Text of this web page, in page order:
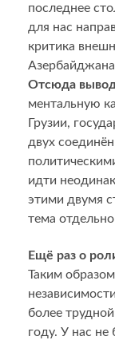
последнее
для нас
критика
Отсюда
ментальную
Грузии,
двух
идти
этими двумя
тема
Ещё раз о
Таким
более
году. У нас